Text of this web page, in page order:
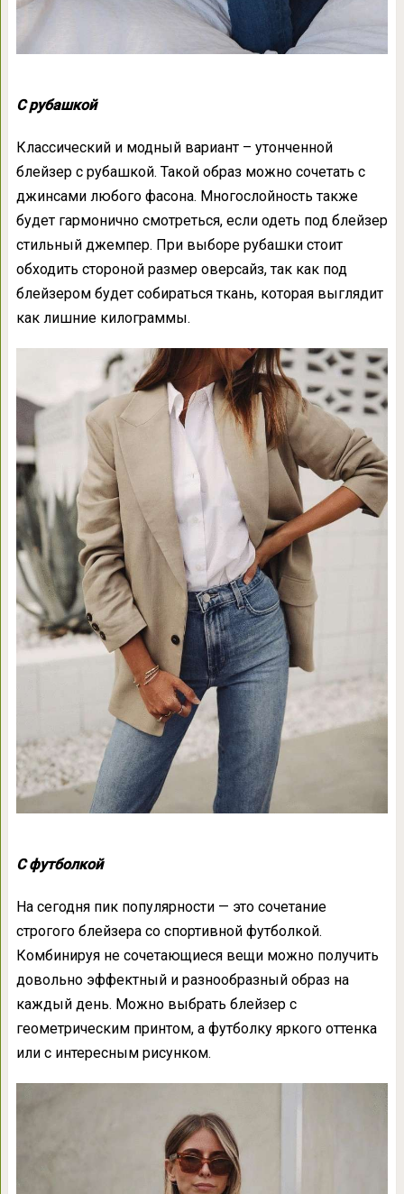
С рубашкой
Классический и модный вариант – утонченной
блейзер с рубашкой. Такой образ можно сочетать с
джинсами любого фасона. Многослойность также
будет гармонично смотреться, если одеть под блейзер
стильный джемпер. При выборе рубашки стоит
обходить стороной размер оверсайз, так как под
блейзером будет собираться ткань, которая выглядит
как лишние килограммы.
С футболкой
На сегодня пик популярности — это сочетание
строгого блейзера со спортивной футболкой.
Комбинируя не сочетающиеся вещи можно получить
довольно эффектный и разнообразный образ на
каждый день. Можно выбрать блейзер с
геометрическим принтом, а футболку яркого оттенка
или с интересным рисунком.